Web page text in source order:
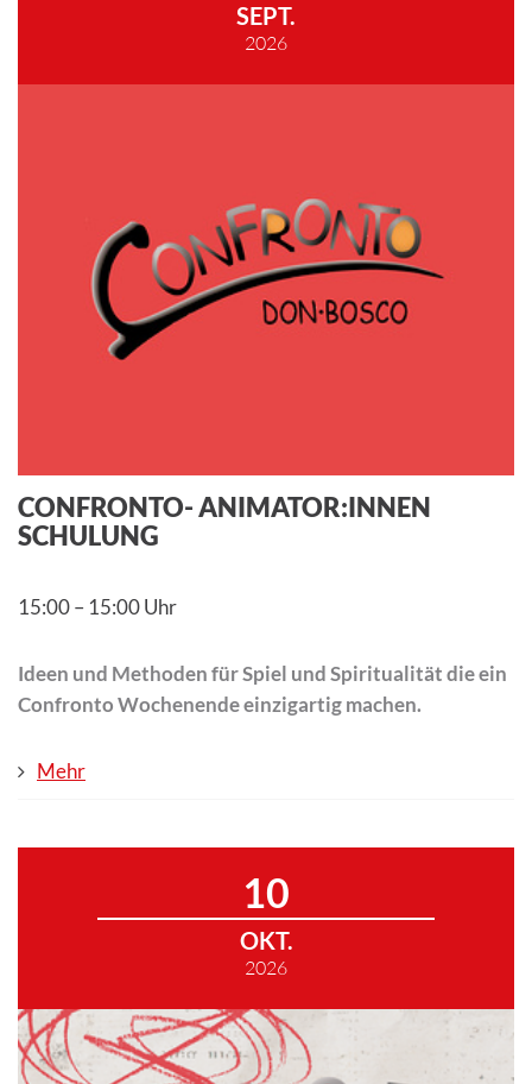
SEPT.
2026
15:00 – 15:00 Uhr
CONFRONTO- ANIMATOR:INNEN
SCHULUNG
Ideen und Methoden für Spiel und Spiritualität die ein
Confronto Wochenende einzigartig machen.
Mehr
10
OKT.
2026